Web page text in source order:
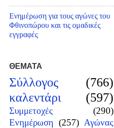
Ενημέρωση για τους αγώνες του
Φθινοπώρου και τις ομαδικές
εγγραφές
ΘΕΜΑΤΑ
Σύλλογος
(766)
καλεντάρι
(597)
Συμμετοχές
(290)
Ενημέρωση (257) Αγώνας